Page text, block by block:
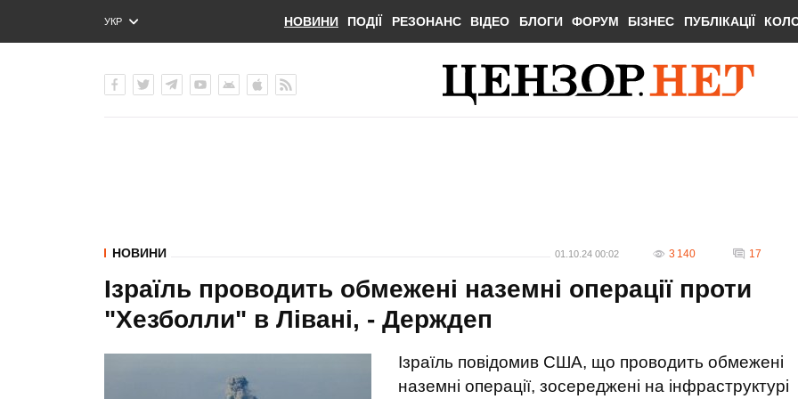
УКР
ENG
НОВИНИ ПОДІЇ РЕЗОНАНС ВІДЕО БЛОГИ ФОРУМ БІЗНЕС ПУБЛІКАЦІЇ
НОВИНИ 01.10.24 00:02 3 140 17
Ізраїль проводить обмежені наземні операції проти
"Хезболли" в Лівані, - Держдеп
Ізраїль повідомив США, що проводить обмежені
наземні операції, зосереджені на інфраструктурі